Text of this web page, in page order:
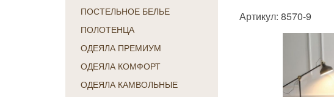
ПОСТЕЛЬНОЕ БЕЛЬЕ
ПОЛОТЕНЦА
ОДЕЯЛА ПРЕМИУМ
ОДЕЯЛА КОМФОРТ
ОДЕЯЛА КАМВОЛЬНЫЕ
Артикул: 8570-9